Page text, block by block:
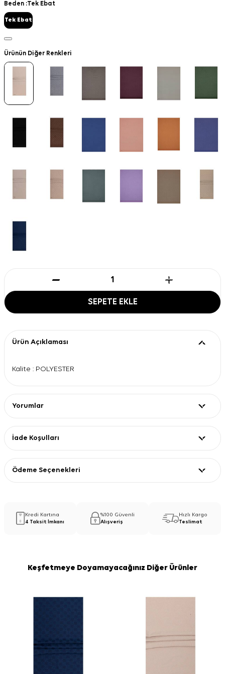
Beden :Tek Ebat
Tek Ebat
Ürünün Diğer Renkleri
SEPETE EKLE
Ürün Açıklaması
Kalite : POLYESTER
Yorumlar
İade Koşulları
Ödeme Seçenekleri
Kredi Kartına
4 Taksit İmkanı
%100 Güvenli
Alışveriş
Hızlı Kargo
Teslimat
Keşfetmeye Doyamayacağınız Diğer Ürünler